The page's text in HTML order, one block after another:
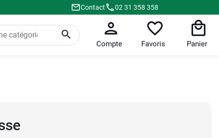
Contact 02 31 358 358
Compte Favoris Panier